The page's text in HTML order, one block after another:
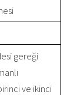
gereği
ve ikinci